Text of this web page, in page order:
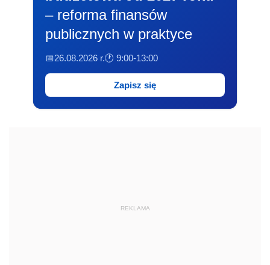
– reforma finansów
publicznych w praktyce
📅26.08.2026 r.🕐 9:00-13:00
Zapisz się
REKLAMA